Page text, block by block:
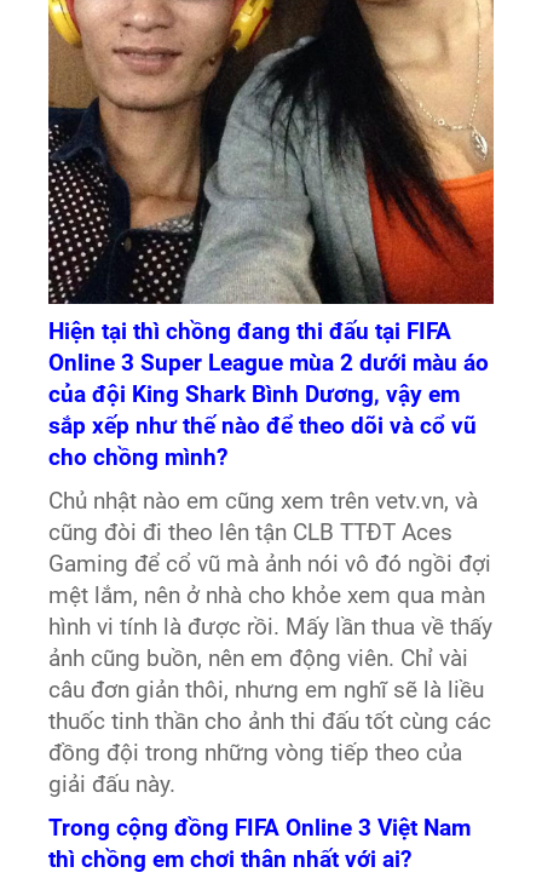
Hiện tại thì chồng đang thi đấu tại FIFA
Online 3 Super League mùa 2 dưới màu áo
của đội King Shark Bình Dương, vậy em
sắp xếp như thế nào để theo dõi và cổ vũ
cho chồng mình?
Chủ nhật nào em cũng xem trên vetv.vn, và
cũng đòi đi theo lên tận CLB TTĐT Aces
Gaming để cổ vũ mà ảnh nói vô đó ngồi đợi
mệt lắm, nên ở nhà cho khỏe xem qua màn
hình vi tính là được rồi. Mấy lần thua về thấy
ảnh cũng buồn, nên em động viên. Chỉ vài
câu đơn giản thôi, nhưng em nghĩ sẽ là liều
thuốc tinh thần cho ảnh thi đấu tốt cùng các
đồng đội trong những vòng tiếp theo của
giải đấu này.
Trong cộng đồng FIFA Online 3 Việt Nam
thì chồng em chơi thân nhất với ai?